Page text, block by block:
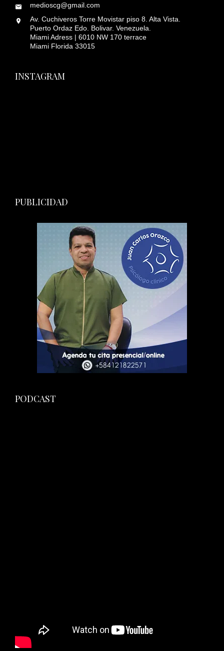
medioscg@gmail.com
Av. Cuchiveros Torre Movistar piso 8. Alta Vista.
Puerto Ordaz Edo. Bolivar. Venezuela.
Miami Adress | 6010 NW 170 terrace
Miami Florida 33015
INSTAGRAM
PUBLICIDAD
PODCAST